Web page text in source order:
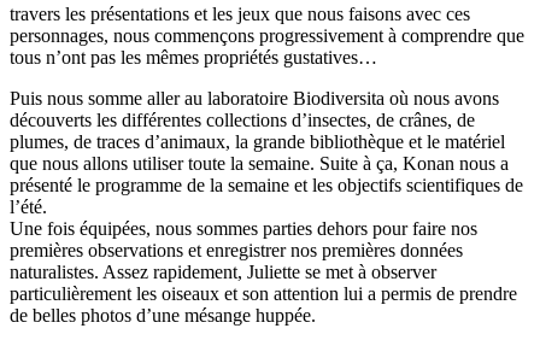
travers les présentations et les jeux que nous faisons avec ces
personnages, nous commençons progressivement à comprendre que
tous n’ont pas les mêmes propriétés gustatives…
Puis nous somme aller au laboratoire Biodiversita où nous avons
découverts les différentes collections d’insectes, de crânes, de
plumes, de traces d’animaux, la grande bibliothèque et le matériel
que nous allons utiliser toute la semaine. Suite à ça, Konan nous a
présenté le programme de la semaine et les objectifs scientifiques de
l’été.
Une fois équipées, nous sommes parties dehors pour faire nos
premières observations et enregistrer nos premières données
naturalistes. Assez rapidement, Juliette se met à observer
particulièrement les oiseaux et son attention lui a permis de prendre
de belles photos d’une mésange huppée.